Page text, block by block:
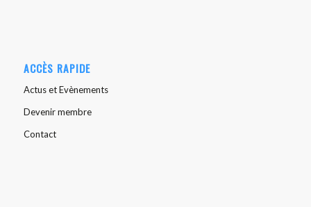
ACCÈS RAPIDE
Actus et Evènements
Devenir membre
Contact